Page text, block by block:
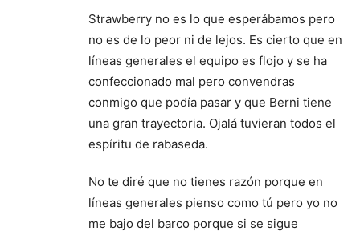
Strawberry no es lo que esperábamos pero
no es de lo peor ni de lejos. Es cierto que en
líneas generales el equipo es flojo y se ha
confeccionado mal pero convendras
conmigo que podía pasar y que Berni tiene
una gran trayectoria. Ojalá tuvieran todos el
espíritu de rabaseda.
No te diré que no tienes razón porque en
líneas generales pienso como tú pero yo no
me bajo del barco porque si se sigue